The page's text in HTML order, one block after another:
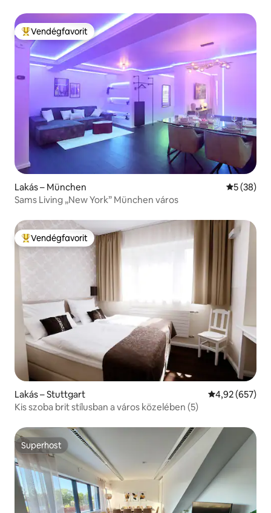
Kiemelt vendégfavorit
Vendégfavorit
Lakás – München Átlagos
5 (38)
Sams Living „New York” München város
Kiemelt vendégfavorit
Vendégfavorit
Lakás – Stuttgart Átlagos
4,92 (657)
Kis szoba brit stílusban a város közelében (5)
Superhost
Superhost